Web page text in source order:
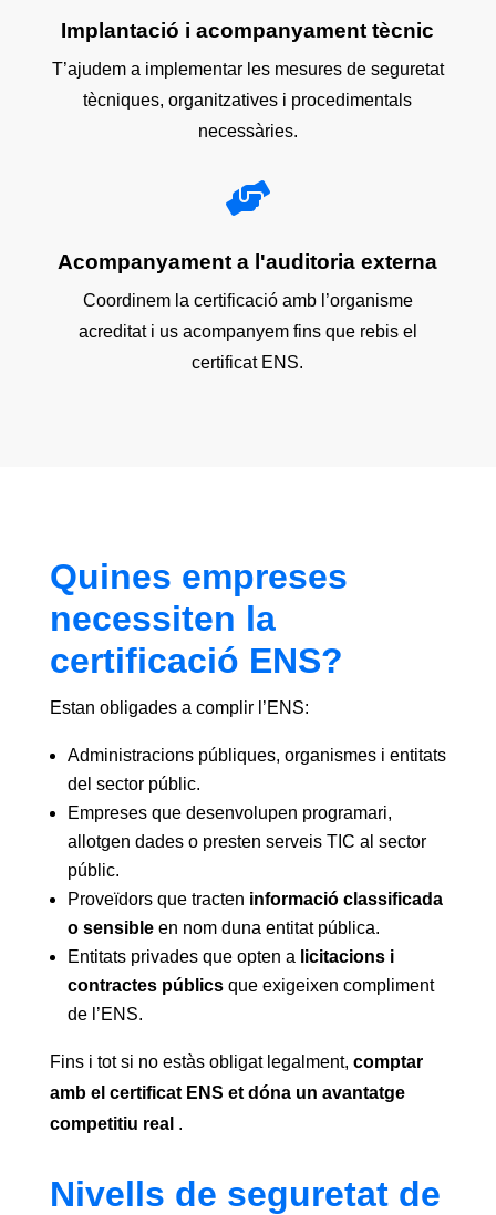
Implantació i acompanyament tècnic
T’ajudem a implementar les mesures de seguretat
tècniques, organitzatives i procedimentals
necessàries.

Acompanyament a l'auditoria externa
Coordinem la certificació amb l’organisme
acreditat i us acompanyem fins que rebis el
certificat ENS.
Quines empreses
necessiten la
certificació ENS?
Estan obligades a complir l’ENS:
Administracions públiques, organismes i entitats
del sector públic.
Empreses que desenvolupen programari,
allotgen dades o presten serveis TIC al sector
públic.
Proveïdors que tracten informació classificada
o sensibleen nom duna entitat pública.
Entitats privades que opten a licitacions i
contractes públicsque exigeixen compliment
de l’ENS.
Fins i tot si no estàs obligat legalment, comptar
amb el certificat ENS et dóna un avantatge
competitiu real .
Nivells de seguretat de